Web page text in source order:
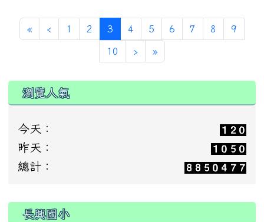
« ‹ 1 2 3 (current)
4 5 6 7 8 9
10 › »
瀏覽人氣
今天：
昨天：
總計：
:::
長興國小